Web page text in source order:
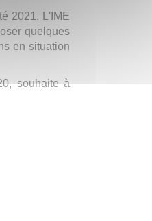
2021. L'IME
quelques
en situation
souhaite à